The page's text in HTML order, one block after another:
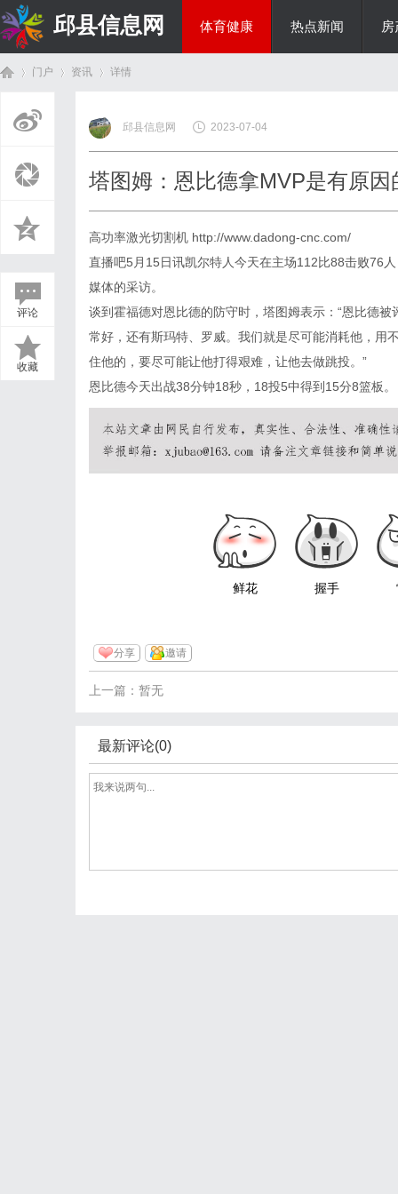
邱县信息网 体育健康 热点新闻
门户 资讯
›
详情
评论
收藏
邱县信息网 2023-07-04
塔图姆：恩比德拿MVP是有原
高功率激光切割机 http://www.dadong-cnc.com/
直播吧5月15日讯凯尔特人今天在主场112比88击败76
媒体的采访。
谈到霍福德对恩比德的防守时，塔图姆表示：“恩比德
常好，还有斯玛特、罗威。我们就是尽可能消耗他，用
住他的，要尽可能让他打得艰难，让他去做跳投。”
恩比德今天出战38分钟18秒，18投5中得到15分8篮板。
鲜花 握手
分享 邀请
上一篇：暂无
最新评论(0)